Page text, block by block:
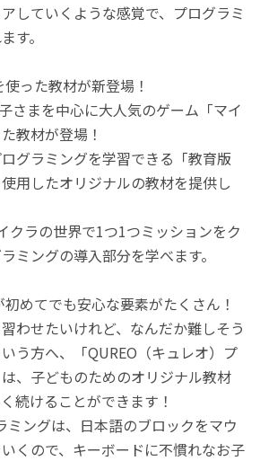
していくような感覚で、プログラミ
す。
った教材が新登場！
さまを中心に大人気のゲーム「マイ
教材が登場！
グラミングを学習できる「教育版
用したオリジナルの教材を提供し
クラの世界で1つ1つミッションをク
ミングの導入部分を学べます。
めてでも安心な要素がたくさん！
わせたいけれど、なんだか難しそう
う方へ、「QUREO（キュレオ）プ
、子どものためのオリジナル教材
続けることができます！
ミングは、日本語のブロックをマウ
くので、キーボードに不慣れなお子